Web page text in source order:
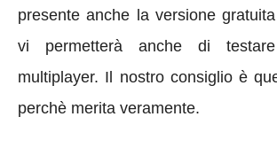
presente anche la versione
vi permetterà anche di
multiplayer. Il nostro consiglio è
perchè merita veramente.